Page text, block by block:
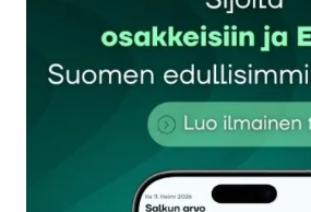
Sähköpostiosoitettasi ei julkaista.
kentät on merkitty*
Kommentti*